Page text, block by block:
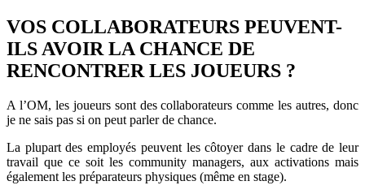
VOS COLLABORATEURS PEUVENT-
ILS AVOIR LA CHANCE DE
RENCONTRER LES JOUEURS ?
A l’OM, les joueurs sont des collaborateurs comme les autres, donc
je ne sais pas si on peut parler de chance.
La plupart des employés peuvent les côtoyer dans le cadre de leur
travail que ce soit les community managers, aux activations mais
également les préparateurs physiques (même en stage).